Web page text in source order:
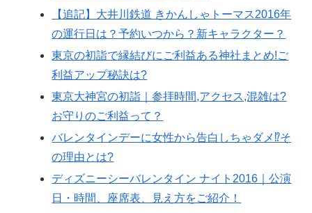
【追記】大井川鉄道 きかんしゃトーマス2016年
の運行日は？予約いつから？新キャラクター？
東京の初詣で縁結びにご利益ある神社まとめ!ご
利益アップ秘訣は?
東京大神宮の初詣｜参拝時間,アクセス,混雑は?
お守りのご利益って？
バレンタインデーに女性から告白しちゃダメ⁉︎そ
の理由とは?
ディズニーシーバレンタイン ナイト2016｜公演
日・時間、座席表、見え方をご紹介！